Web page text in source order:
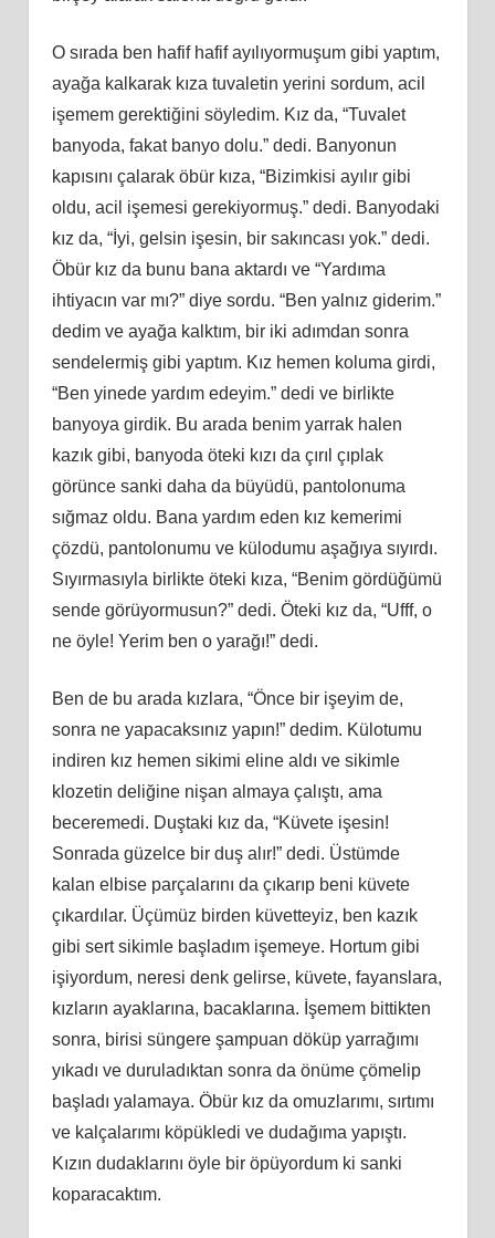
O sırada ben hafif hafif ayılıyormuşum gibi yaptım,
ayağa kalkarak kıza tuvaletin yerini sordum, acil
işemem gerektiğini söyledim. Kız da, “Tuvalet
banyoda, fakat banyo dolu.” dedi. Banyonun
kapısını çalarak öbür kıza, “Bizimkisi ayılır gibi
oldu, acil işemesi gerekiyormuş.” dedi. Banyodaki
kız da, “İyi, gelsin işesin, bir sakıncası yok.” dedi.
Öbür kız da bunu bana aktardı ve “Yardıma
ihtiyacın var mı?” diye sordu. “Ben yalnız giderim.”
dedim ve ayağa kalktım, bir iki adımdan sonra
sendelermiş gibi yaptım. Kız hemen koluma girdi,
“Ben yinede yardım edeyim.” dedi ve birlikte
banyoya girdik. Bu arada benim yarrak halen
kazık gibi, banyoda öteki kızı da çırıl çıplak
görünce sanki daha da büyüdü, pantolonuma
sığmaz oldu. Bana yardım eden kız kemerimi
çözdü, pantolonumu ve külodumu aşağıya sıyırdı.
Sıyırmasıyla birlikte öteki kıza, “Benim gördüğümü
sende görüyormusun?” dedi. Öteki kız da, “Ufff, o
ne öyle! Yerim ben o yarağı!” dedi.
Ben de bu arada kızlara, “Önce bir işeyim de,
sonra ne yapacaksınız yapın!” dedim. Külotumu
indiren kız hemen sikimi eline aldı ve sikimle
klozetin deliğinenişan almaya çalıştı, ama
beceremedi. Duştaki kız da, “Küvete işesin!
Sonrada güzelce bir duş alır!” dedi. Üstümde
kalan elbise parçalarını da çıkarıp beni küvete
çıkardılar. Üçümüz birden küvetteyiz, ben kazık
gibi sert sikimle başladım işemeye. Hortum gibi
işiyordum, neresi denk gelirse, küvete, fayanslara,
kızların ayaklarına, bacaklarına. İşemembittikten
sonra, birisi süngere şampuan döküp yarrağımı
yıkadı ve duruladıktan sonra da önüme çömelip
başladı yalamaya. Öbür kız da omuzlarımı, sırtımı
ve kalçalarımı köpükledi ve dudağıma yapıştı.
Kızın dudaklarını öyle bir öpüyordum ki sanki
koparacaktım.